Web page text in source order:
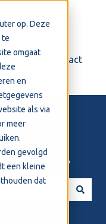
op. Deze
te
omgaat
en
als via
meer
gevolgd
een kleine
dat
Support Contact
je helpen?